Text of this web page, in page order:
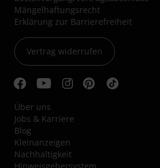
Mängelhaftungsrecht
Erklärung zur Barrierefreiheit
Vertrag widerrufen
Über uns
Jobs & Karriere
Blog
Kleinanzeigen
Nachhaltigkeit